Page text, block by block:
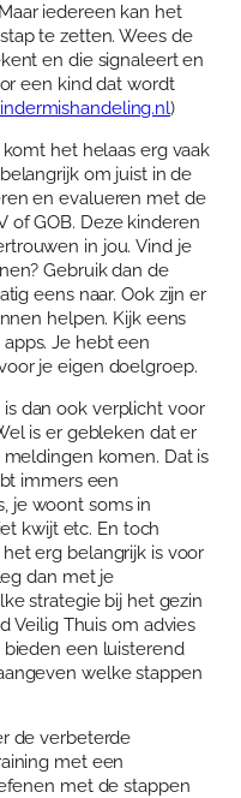
iedereen kan het
te zetten. Wees de
en die signaleert en
een kind dat wordt
)
het helaas erg vaak
om juist in de
en evalueren met de
of GOB. Deze kinderen
in jou. Vind je
Gebruik dan de
eens naar. Ook zijn er
helpen. Kijk eens
Je hebt een
je eigen doelgroep.
dan ook verplicht voor
is er gebleken dat er
komen. Dat is
immers een
je woont soms in
kwijt etc. En toch
erg belangrijk is voor
dan met je
strategie bij het gezin
Veilig Thuis om advies
bieden een luisterend
welke stappen
de verbeterde
met een
met de stappen